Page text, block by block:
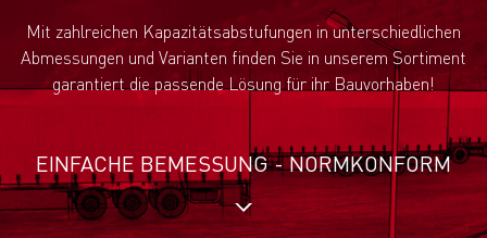
Mit zahlreichen Kapazitätsabstufungen in unterschiedlichen
Abmessungen und Varianten finden Sie in unserem Sortiment
garantiert die passende Lösung für ihr Bauvorhaben!
EINFACHE BEMESSUNG - NORMKONFORM